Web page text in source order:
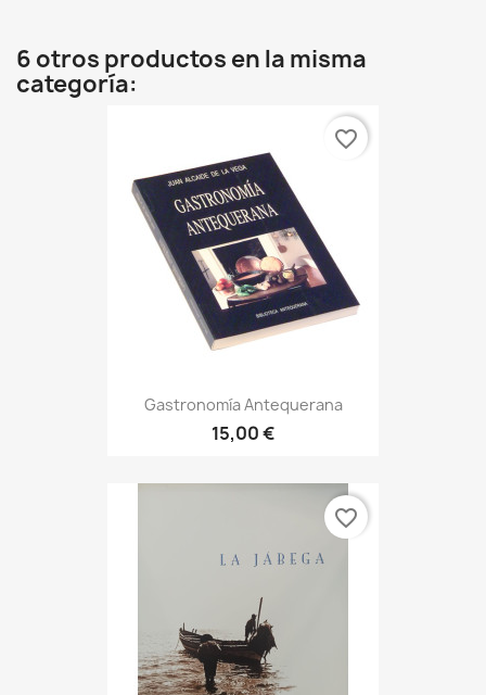
6 otros productos en la misma
categoría:
Gastronomía Antequerana
15,00 €
favorite_border
favorite_border